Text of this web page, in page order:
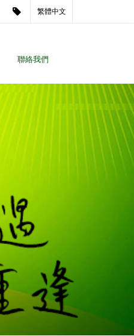
繁體中文
聯絡我們